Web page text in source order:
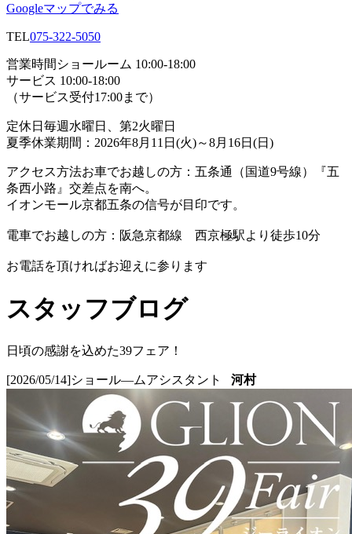
Googleマップでみる
TEL075-322-5050
営業時間 ショールーム 10:00-18:00
サービス 10:00-18:00
（サービス受付17:00まで）
定休日 毎週水曜日、第2火曜日
夏季休業期間：2026年8月11日(火)～8月16日(日)
アクセス方法お車でお越しの方：五条通（国道9号線）『五
条西小路』交差点を南へ。
イオンモール京都五条の信号が目印です。
電車でお越しの方：阪急京都線 西京極駅より徒歩10分
お電話を頂ければお迎えに参ります
スタッフブログ
日頃の感謝を込めた39フェア！
[2026/05/14]ショール―ムアシスタント 河村